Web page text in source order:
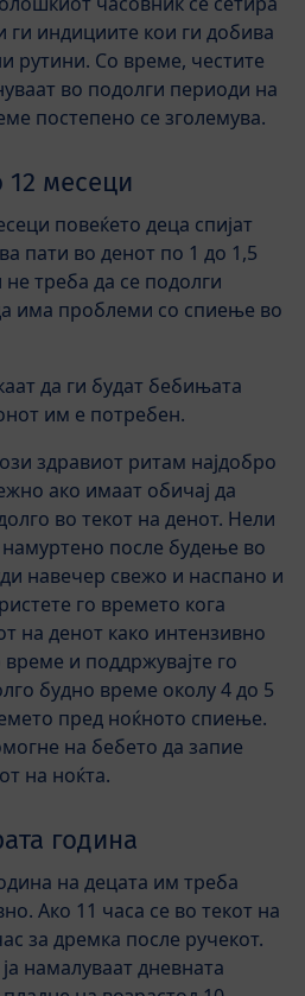
ги индициите кои ги добива
рутини. Со време, честите
во подолги периоди на
постепено се зголемува.
месеци
повеќето деца спијат
пати во денот по 1 до 1,5
треба да се подолги
има проблеми со спиење во
да ги будат бебињата
им е потребен.
здравиот ритам најдобро
ако имаат обичај да
во текот на денот. Нели
после будење во
навечер свежо и наспано и
го времето кога
на денот како интензивно
и поддржувајте го
будно време околу 4 до 5
пред ноќното спиење.
на бебето да запие
на ноќта.
година
на децата им треба
Ако 11 часа се во текот на
за дремка после ручекот.
намалуваат дневната